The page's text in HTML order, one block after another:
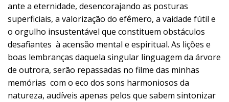
ante a eternidade, desencorajando as posturas
superficiais, a valorização do efêmero, a vaidade fútil e
o orgulho insustentável que constituem obstáculos
desafiantes à acensão mental e espiritual. As lições e
boas lembranças daquela singular linguagem da árvore
de outrora, serão repassadas no filme das minhas
memórias com o eco dos sons harmoniosos da
natureza, audíveis apenas pelos que sabem sintonizar